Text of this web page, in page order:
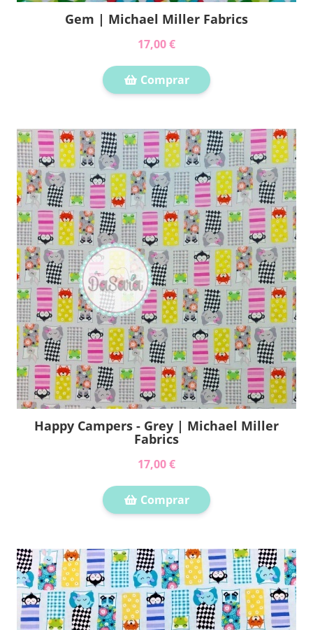
Gem | Michael Miller Fabrics
17,00 €
Comprar
Happy Campers - Grey | Michael Miller
Fabrics
17,00 €
Comprar